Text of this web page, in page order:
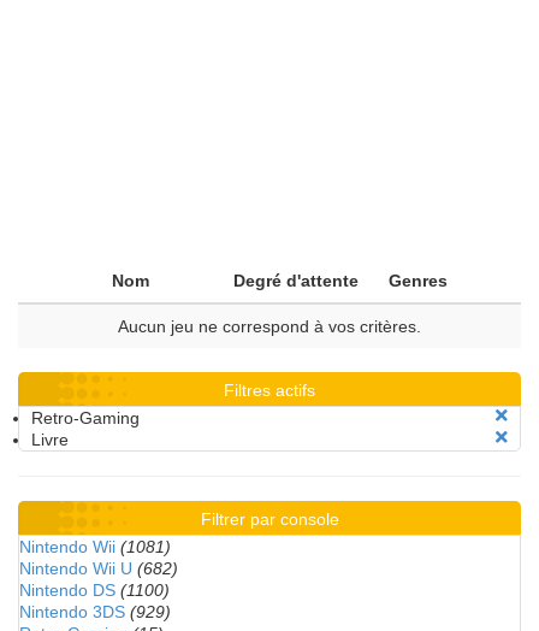
Nom Degré d'attente Genres
Aucun jeu ne correspond à vos critères.
Filtres actifs
Retro-Gaming
Livre
Filtrer par console
Nintendo Wii (1081)
Nintendo Wii U (682)
Nintendo DS (1100)
Nintendo 3DS (929)